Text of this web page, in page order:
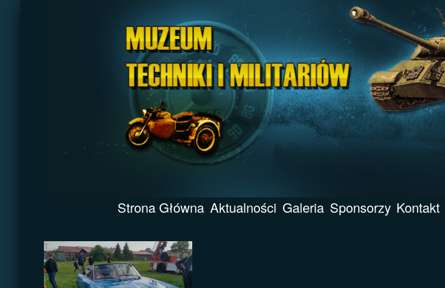
Strona Główna Aktualności Galeria Sponsorzy Kontakt